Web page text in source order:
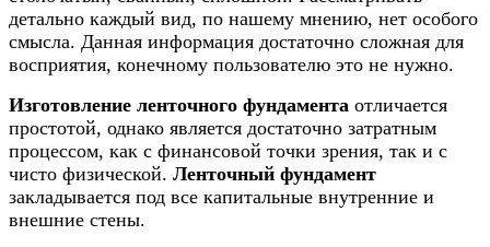
детально каждый вид, по нашему мнению, нет особого
смысла. Данная информация достаточно сложная для
восприятия, конечному пользователю это не нужно.
Изготовление ленточного фундамента отличается
простотой, однако является достаточно затратным
процессом, как с финансовой точки зрения, так и с
чисто физической. Ленточный фундамент
закладывается под все капитальные внутренние и
внешние стены.